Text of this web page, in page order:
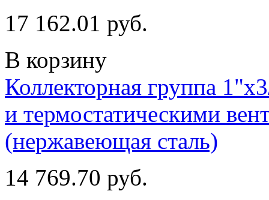
17 162.01 руб.
В корзину
Коллекторная группа
и термостатическими
(нержавеющая сталь)
14 769.70 руб.